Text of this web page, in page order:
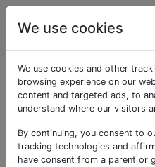
en 3D
«infill»
4
Quels sont
We use cookies
We use cookies and other
browsing experience on our
content and targeted ads, to
understand where our visitors
By continuing, you consent to
tracking technologies and
have consent from a parent or